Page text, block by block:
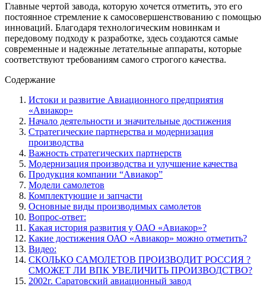
Главные чертой завода, которую хочется отметить, это его
постоянное стремление к самосовершенствованию с помощью
инноваций. Благодаря технологическим новинкам и
передовому подходу к разработке, здесь создаются самые
современные и надежные летательные аппараты, которые
соответствуют требованиям самого строгого качества.
Содержание
Истоки и развитие Авиационного предприятия
«Авиакор»
Начало деятельности и значительные достижения
Стратегические партнерства и модернизация
производства
Важность стратегических партнерств
Модернизация производства и улучшение качества
Продукция компании “Авиакор”
Модели самолетов
Комплектующие и запчасти
Основные виды производимых самолетов
Вопрос-ответ:
Какая история развития у ОАО «Авиакор»?
Какие достижения ОАО «Авиакор» можно отметить?
Видео:
СКОЛЬКО САМОЛЕТОВ ПРОИЗВОДИТ РОССИЯ ?
СМОЖЕТ ЛИ ВПК УВЕЛИЧИТЬ ПРОИЗВОДСТВО?
2002г. Саратовский авиационный завод